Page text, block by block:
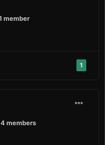
member
1
members